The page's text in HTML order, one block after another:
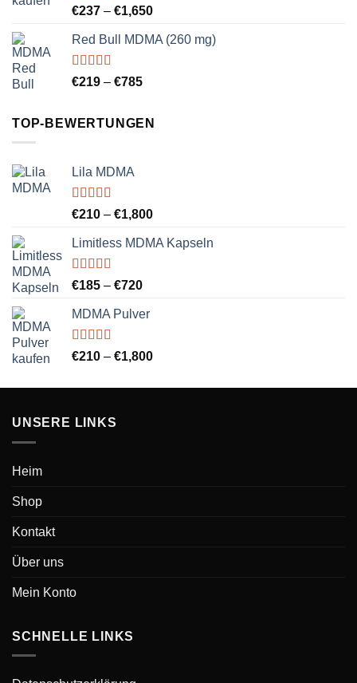
Bewertet
von
5
€237 – €1,650Preisspanne:
bis
Red Bull MDMA (260 mg)
Bewertet
€219 – €785Preisspanne:
€785
TOP-BEWERTUNGEN
Lila MDMA
Bewertet
von
5
€210 – €1,800Preisspanne:
bis
Limitless MDMA Kapseln
Bewertet
5
€185 – €720Preisspanne:
bis
MDMA Pulver
Bewertet
von
€210 – €1,800Preisspanne:
bis
UNSERE LINKS
Heim
Shop
Kontakt
Über uns
Mein Konto
SCHNELLE LINKS